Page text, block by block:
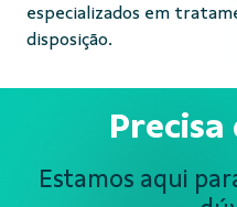
especializados em
disposição.
Precisa
Estamos aqui